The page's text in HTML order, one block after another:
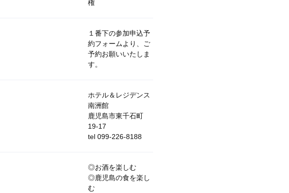
権
１番下の参加申込予
約フォームより、ご
予約お願いいたしま
す。
ホテル＆レジデンス
南洲館
鹿児島市東千石町
19-17
tel 099-226-8188
◎お酒を楽しむ
◎鹿児島の食を楽し
む